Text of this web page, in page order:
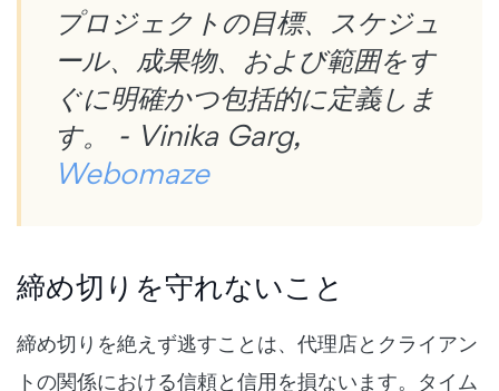
プロジェクトの目標、スケジュ
ール、成果物、および範囲をす
ぐに明確かつ包括的に定義しま
す。 - Vinika Garg,
Webomaze
締め切りを守れないこと
締め切りを絶えず逃すことは、代理店とクライアン
トの関係における信頼と信用を損ないます。タイム